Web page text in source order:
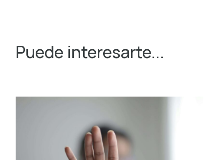
Puede interesarte...